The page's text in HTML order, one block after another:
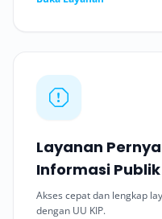
Layanan
Informasi Publik
Akses cepat dan lengkap
dengan UU KIP.